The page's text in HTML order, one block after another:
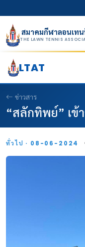
สมาคมกีฬาลอนเท
THE LAWN TENNIS
LTAT
ข่าวสาร
“สลักทิพย์” เข้
ทั่วไป · 08-06-2024